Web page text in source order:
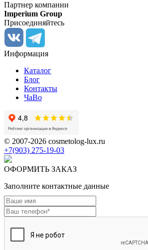
Партнер компании
Imperium Group
Присоединяйтесь
Информация
Каталог
Блог
Контакты
ЧаВо
© 2007-2026 cosmetolog-lux.ru
+7(903) 275-19-03
ОФОРМИТЬ ЗАКАЗ
Заполните контактные данные